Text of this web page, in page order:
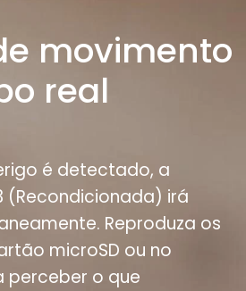
movimento
real
é detectado, a
(Recondicionada) irá
Reproduza os
microSD ou no
perceber o que